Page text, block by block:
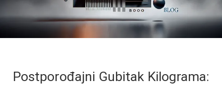
Postporođajni Gubitak Kilograma: